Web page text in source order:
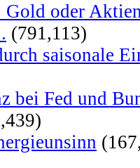
Gold oder
(791,113)
saisonale
bei Fed und